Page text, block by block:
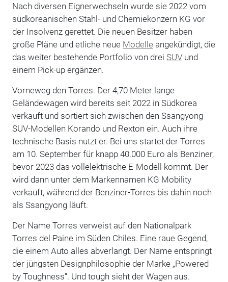
Nach diversen Eignerwechseln wurde sie 2022 vom
südkoreanischen Stahl- und Chemiekonzern KG vor
der Insolvenz gerettet. Die neuen Besitzer haben
große Pläne und etliche neue Modelle angekündigt, die
das weiter bestehende Portfolio von drei SUVund
einem Pick-up ergänzen.
Vorneweg den Torres. Der 4,70 Meter lange
Geländewagen wird bereits seit 2022 in Südkorea
verkauft und sortiert sich zwischen den Ssangyong-
SUV-Modellen Korando und Rexton ein. Auch ihre
technische Basis nutzt er. Bei uns startet der Torres
am 10. September für knapp 40.000 Euro als Benziner,
bevor 2023 das vollelektrische E-Modell kommt. Der
wird dann unter dem Markennamen KG Mobility
verkauft, während der Benziner-Torres bis dahin noch
als Ssangyong läuft.
Der Name Torres verweist auf den Nationalpark
Torres del Paine im Süden Chiles. Eine raue Gegend,
die einem Auto alles abverlangt. Der Name entspringt
der jüngsten Designphilosophie der Marke „Powered
by Toughness“. Und tough sieht der Wagen aus.